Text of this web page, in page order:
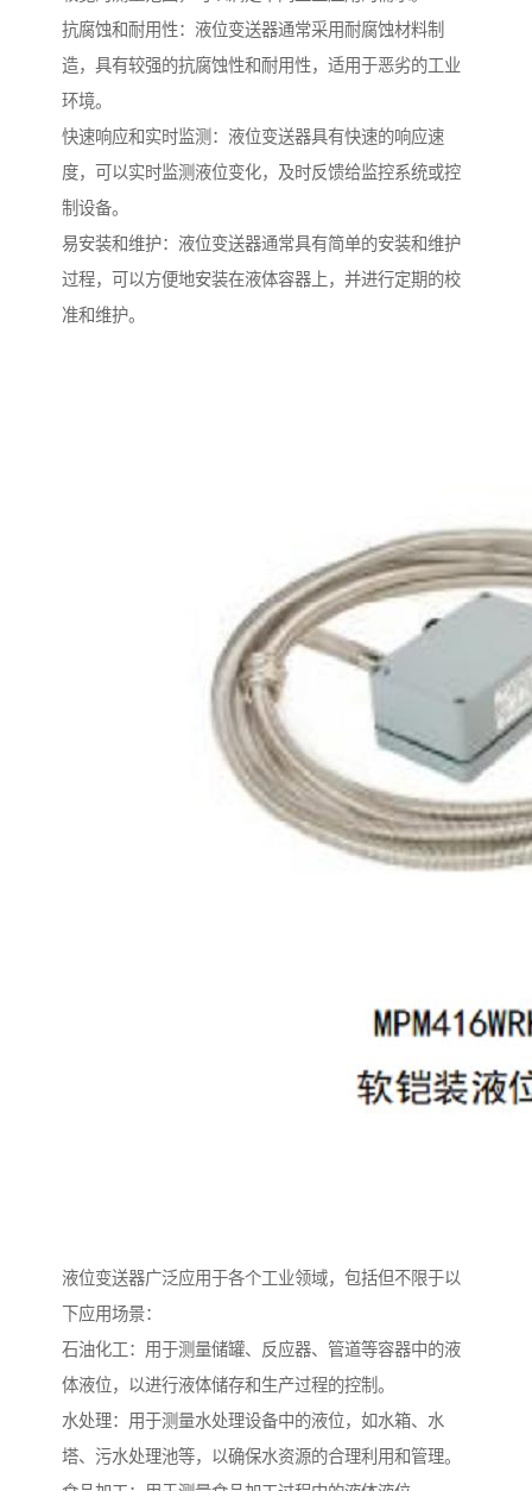
抗腐蚀和耐用性：液位变送器通常采用耐腐蚀材料制
造，具有较强的抗腐蚀性和耐用性，适用于恶劣的工业
环境。
快速响应和实时监测：液位变送器具有快速的响应速
度，可以实时监测液位变化，及时反馈给监控系统或控
制设备。
易安装和维护：液位变送器通常具有简单的安装和维护
过程，可以方便地安装在液体容器上，并进行定期的校
准和维护。
液位变送器广泛应用于各个工业领域，包括但不限于以
下应用场景：
石油化工：用于测量储罐、反应器、管道等容器中的液
体液位，以进行液体储存和生产过程的控制。
水处理：用于测量水处理设备中的液位，如水箱、水
塔、污水处理池等，以确保水资源的合理利用和管理。